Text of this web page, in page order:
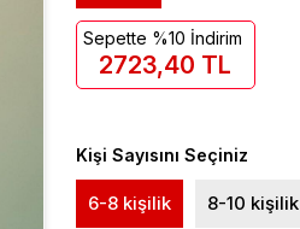
Kişi Sayısını Seçiniz
6-8 kişilik 8-10 kişilik
Sepette %10 İndirim
2723,40 TL